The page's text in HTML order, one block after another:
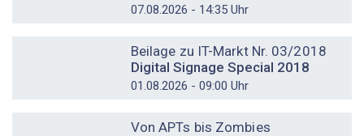
07.08.2026 - 14:35 Uhr
Beilage zu IT-Markt Nr. 03/2018
Digital Signage Special 2018
01.08.2026 - 09:00 Uhr
Von APTs bis Zombies